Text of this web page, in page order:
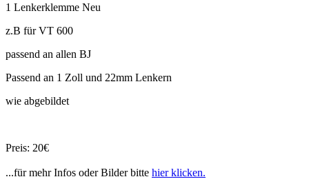
1 Lenkerklemme Neu
z.B für VT 600
passend an allen BJ
Passend an 1 Zoll und 22mm Lenkern
wie abgebildet
Preis: 20€
...für mehr Infos oder Bilder bitte hier klicken.